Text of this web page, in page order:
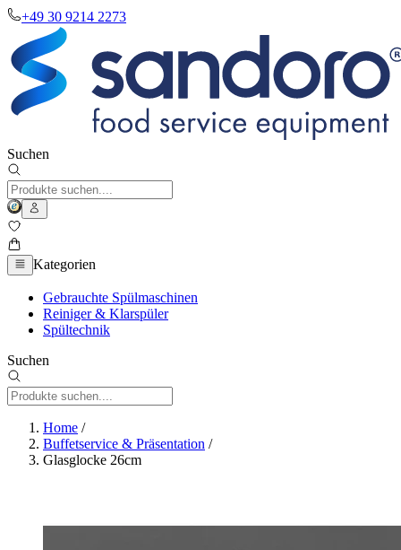
+49 30 9214 2273
Suchen
Kategorien
Gebrauchte Spülmaschinen
Reiniger & Klarspüler
Spültechnik
Suchen
Home /
Buffetservice & Präsentation /
Glasglocke 26cm